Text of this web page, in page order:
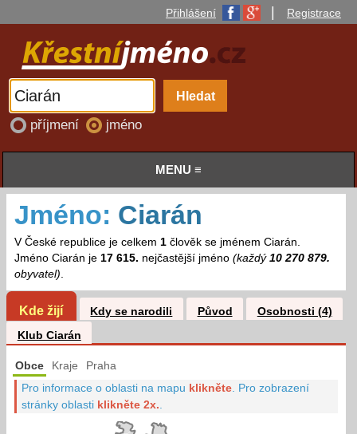
Přihlášení Registrace
příjmení jméno
MENU ≡
Jméno: Ciarán
V České republice je celkem 1člověk se jménem Ciarán.
Jméno Ciarán je 17 615. nejčastější jméno (každý 10 270 879.
obyvatel).
Kde žijí Kdy se narodili Původ
Osobnosti (4)
Klub Ciarán
Obce Kraje Praha
Pro informace o oblasti na mapu klikněte Pro zobrazení
stránky oblasti klikněte 2x.